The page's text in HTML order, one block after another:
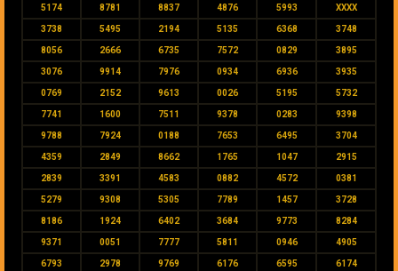
5174 8781 8837 4876 5993 XXXX
3738 5495 2194 5135 6368 3748
8056 2666 6735 7572 0829 3895
3076 9914 7976 0934 6936 3935
0769 2152 9613 0026 5195 5732
7741 1600 7511 9378 0283 9398
9788 7924 0188 7653 6495 3704
4359 2849 8662 1765 1047 2915
2839 3391 4583 0882 4572 0381
5279 9308 5305 7789 1457 3728
8186 1924 6402 3684 9773 8284
9371 0051 7777 5811 0946 4905
6793 2978 9769 6176 6595 6174